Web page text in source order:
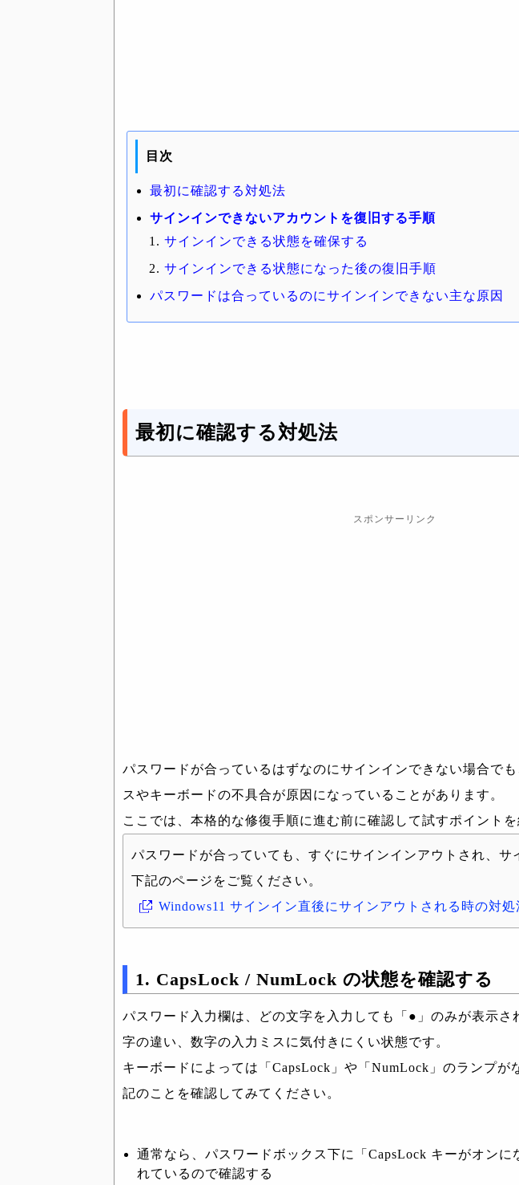
目次
最初に確認する対処法
サインインできないアカウントを復旧する手順
サインインできる状態を確保する
サインインできる状態になった後の復旧手順
パスワードは合っているのにサインインできない主な原因
最初に確認する対処法
スポンサーリンク
パスワードが合っているはずなのにサインインできない場合でも
スやキーボードの不具合が原因になっていることがあります。
ここでは、本格的な修復手順に進む前に確認して試すポイントを
パスワードが合っていても、すぐにサインインアウトされ、サ
下記のページをご覧ください。
Windows11 サインイン直後にサインアウトされる時の対処
1. CapsLock / NumLock の状態を確認する
パスワード入力欄は、どの文字を入力しても「●」のみが表示さ
字の違い、数字の入力ミスに気付きにくい状態です。
キーボードによっては「CapsLock」や「NumLock」のランプが
記のことを確認してみてください。
通常なら、パスワードボックス下に「CapsLock キーがオンに
れているので確認する